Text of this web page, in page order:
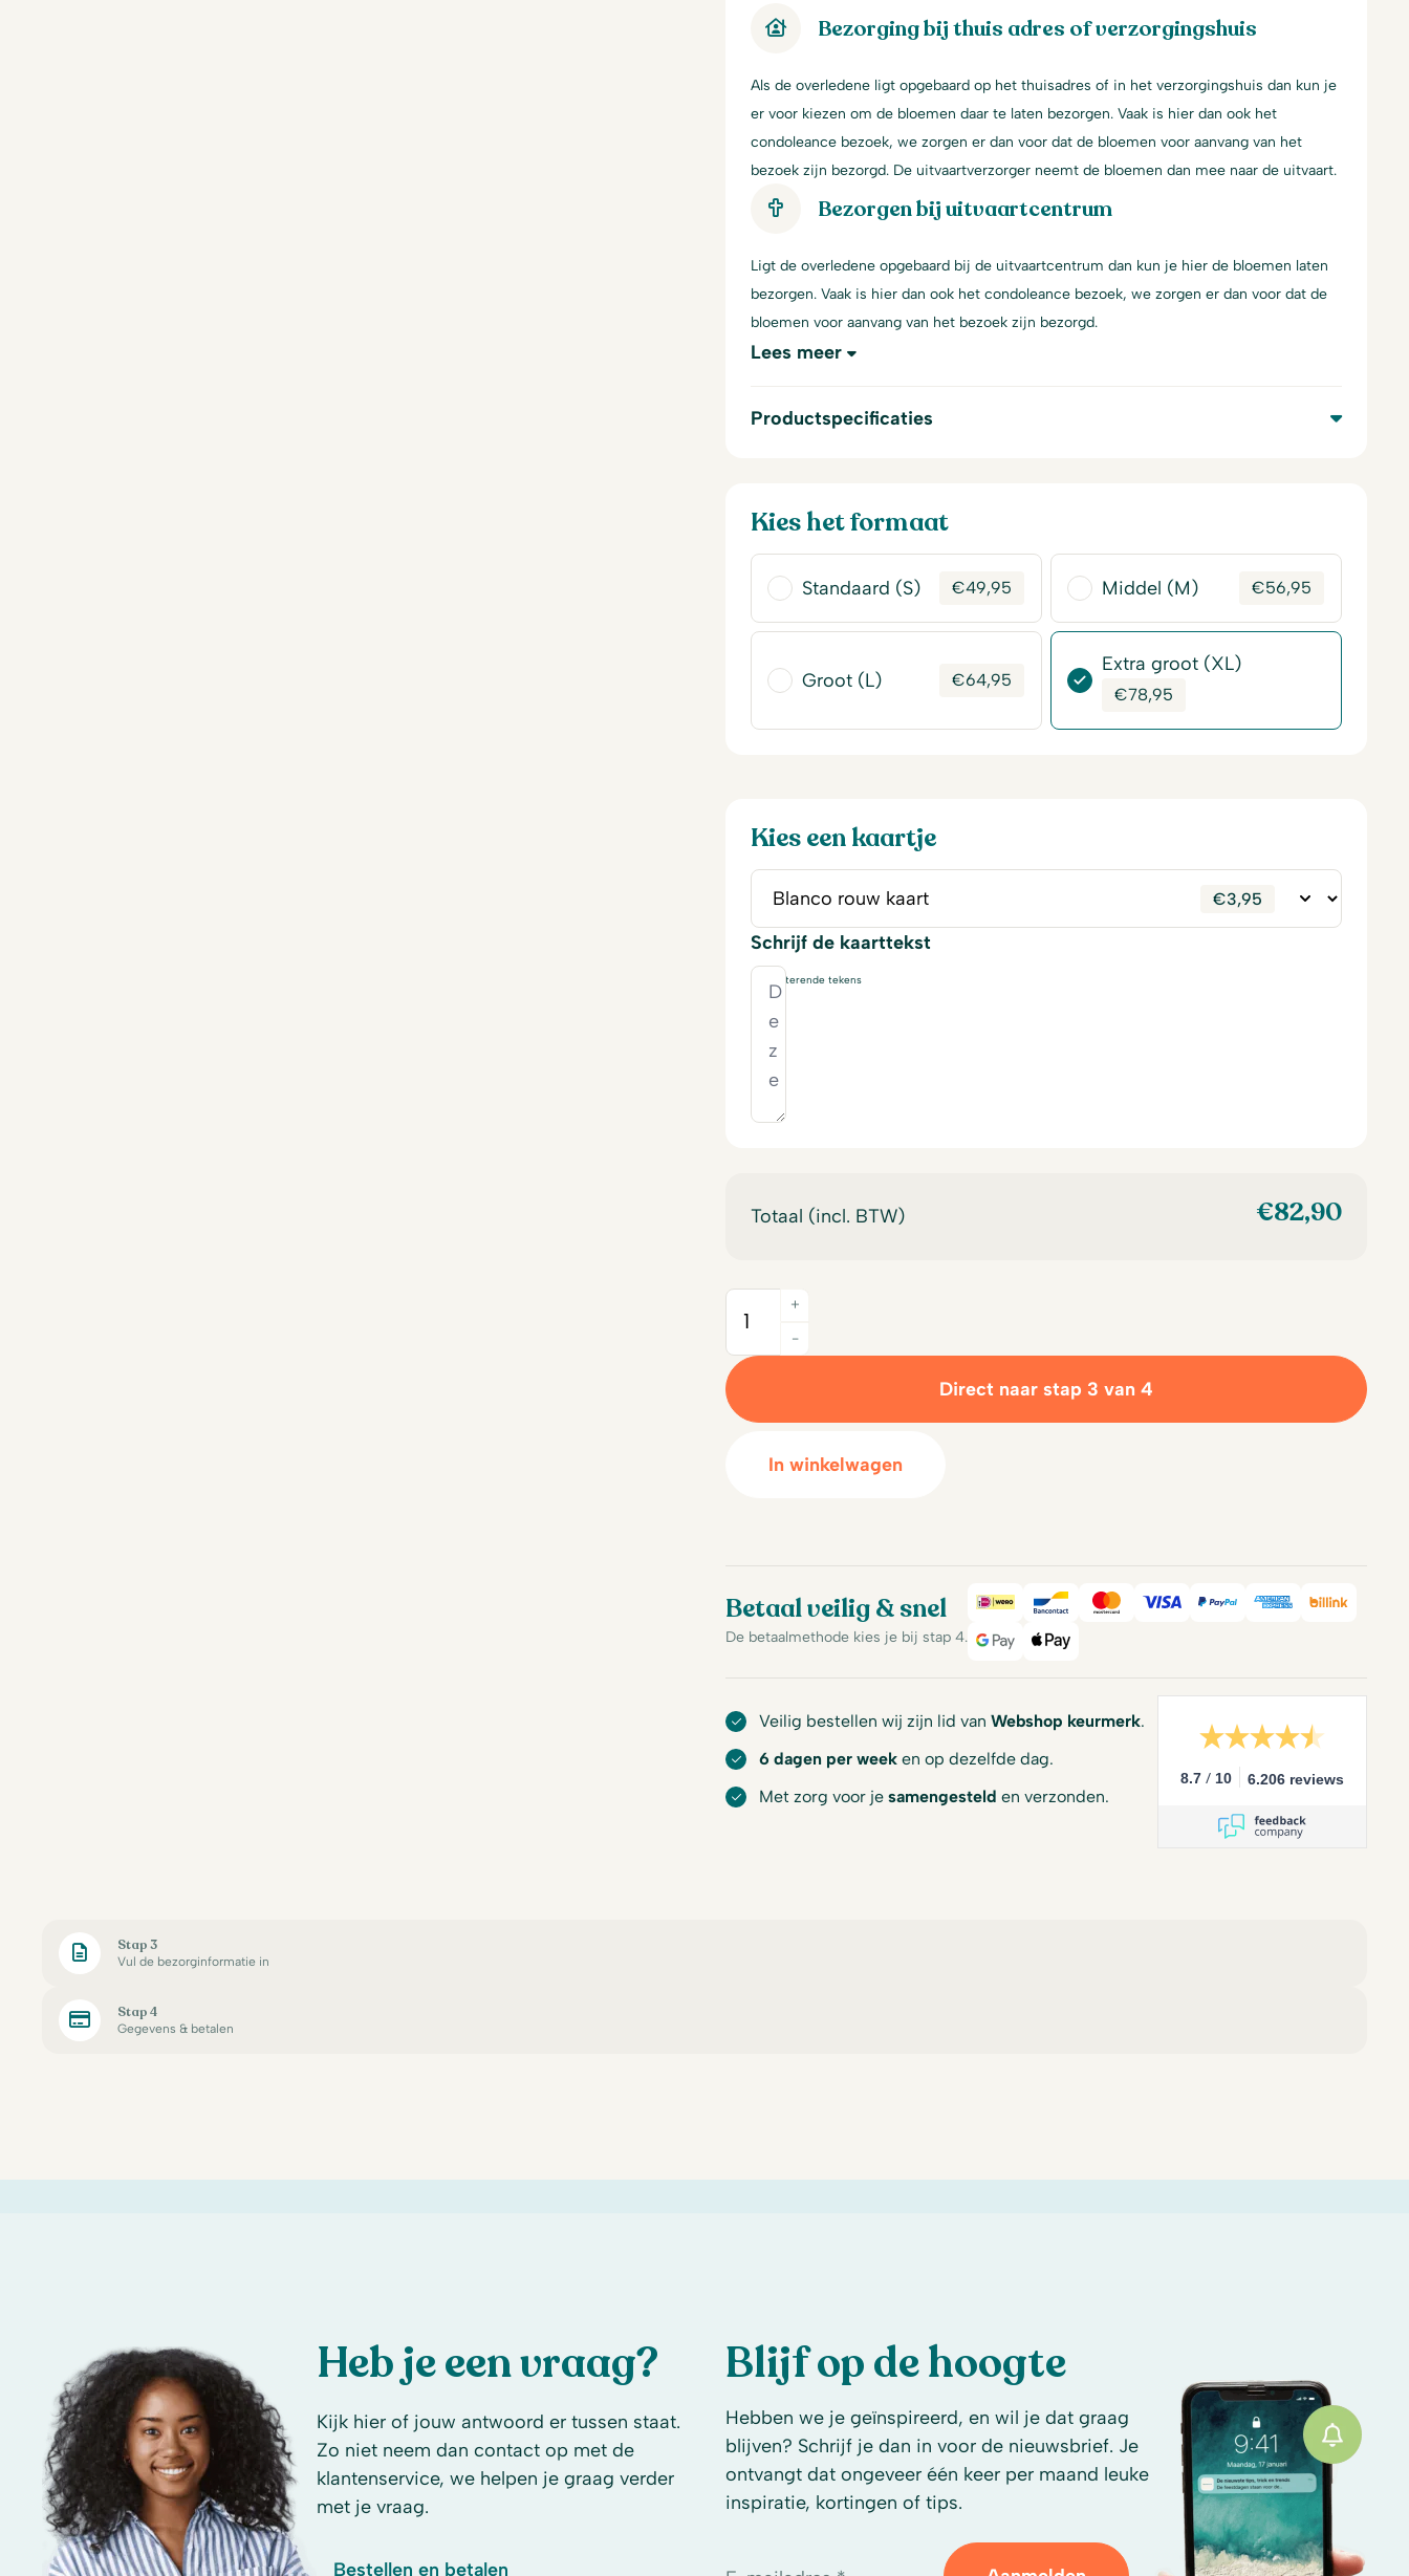
Bezorging bij thuis adres of verzorgingshuis
Als de overledene ligt opgebaard op het thuisadres of in het verzorgingshuis dan kun je
er voor kiezen om de bloemen daar te laten bezorgen. Vaak is hier dan ook het
condoleance bezoek, we zorgen er dan voor dat de bloemen voor aanvang van het
bezoek zijn bezorgd. De uitvaartverzorger neemt de bloemen dan mee naar de uitvaart.
Bezorgen bij uitvaartcentrum
Ligt de overledene opgebaard bij de uitvaartcentrum dan kun je hier de bloemen laten
bezorgen. Vaak is hier dan ook het condoleance bezoek, we zorgen er dan voor dat de
bloemen voor aanvang van het bezoek zijn bezorgd.
Lees meer
Productspecificaties
Kies het formaat
Standaard (S) €49,95 Middel (M) €56,95
Groot (L) €64,95
Extra groot (XL)
€78,95
Kies een kaartje
€3,95
Schrijf de kaarttekst
resterende tekens
Totaal (incl. BTW) €82,90
Quantity
-
+
Direct naar stap 3 van 4
In winkelwagen
Betaal veilig & snel
De betaalmethode kies je bij stap 4.
iDeal BancontactMastercard
Visa PayPalAmerican
Billink
Google PayApple Pay
Veilig bestellen wij zijn lid van Webshop keurmerk.
6 dagen per week en op dezelfde dag.
Met zorg voor je samengesteld en verzonden.
8.7 / 10 6.206 reviews
Stap 3
Vul de bezorginformatie in
Stap 4
Gegevens & betalen
Heb je een vraag?
Kijk hier of jouw antwoord er tussen staat.
Zo niet neem dan contact op met de
klantenservice, we helpen je graag verder
met je vraag.
Bestellen en betalen
Blijf op de hoogte
Hebben we je geïnspireerd, en wil je dat graag
blijven? Schrijf je dan in voor de nieuwsbrief. Je
ontvangt dat ongeveer één keer per maand leuke
inspiratie, kortingen of tips.